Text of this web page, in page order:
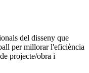
del disseny que
per millorar l'eficiència
projecte/obra i